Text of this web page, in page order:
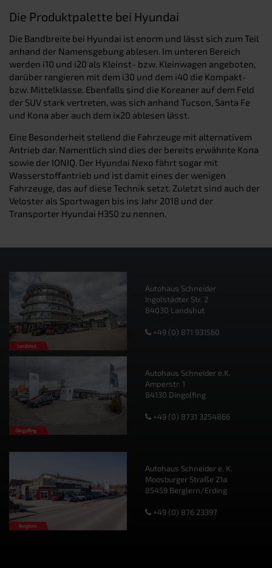
Die Produktpalette bei Hyundai
Die Bandbreite bei Hyundai ist enorm und lässt sich zum Teil
anhand der Namensgebung ablesen. Im unteren Bereich
werden i10 und i20 als Kleinst- bzw. Kleinwagen angeboten,
darüber rangieren mit dem i30 und dem i40 die Kompakt-
bzw. Mittelklasse. Ebenfalls sind die Koreaner auf dem Feld
der SUV stark vertreten, was sich anhand Tucson, Santa Fe
und Kona aber auch dem ix20 ablesen lässt.
Eine Besonderheit stellend die Fahrzeuge mit alternativem
Antrieb dar. Namentlich sind dies der bereits erwähnte Kona
sowie der IONIQ. Der Hyundai Nexo fährt sogar mit
Wasserstoffantrieb und ist damit eines der wenigen
Fahrzeuge, das auf diese Technik setzt. Zuletzt sind auch der
Veloster als Sportwagen bis ins Jahr 2018 und der
Transporter Hyundai H350 zu nennen.
Autohaus Schneider
Ingolstädter Str. 2
84030 Landshut
+49 (0) 871 931560
Autohaus Schneider e.K.
Amperstr. 1
84130 Dingolfing
+49 (0) 8731 3254866
Autohaus Schneider e. K.
Moosburger Straße 21a
85459 Berglern/Erding
+49 (0) 876 23397